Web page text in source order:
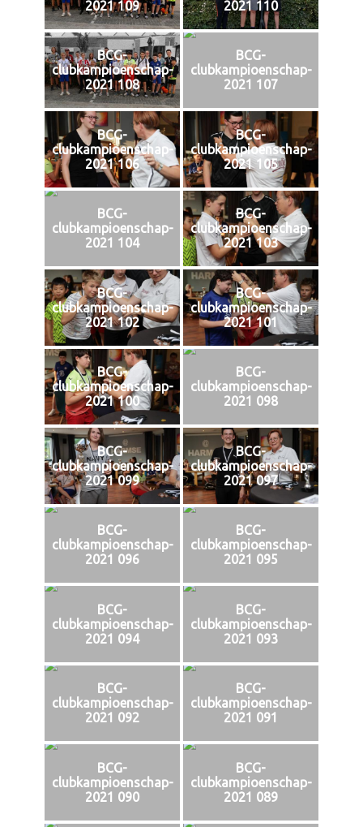
2021 109
2021 110
BCG-
clubkampioenschap-
2021 108
BCG-
clubkampioenschap-
2021 107
BCG-
clubkampioenschap-
2021 106
BCG-
clubkampioenschap-
2021 105
BCG-
clubkampioenschap-
2021 104
BCG-
clubkampioenschap-
2021 103
BCG-
clubkampioenschap-
2021 102
BCG-
clubkampioenschap-
2021 101
BCG-
clubkampioenschap-
2021 100
BCG-
clubkampioenschap-
2021 098
BCG-
clubkampioenschap-
2021 099
BCG-
clubkampioenschap-
2021 097
BCG-
clubkampioenschap-
2021 096
BCG-
clubkampioenschap-
2021 095
BCG-
clubkampioenschap-
2021 094
BCG-
clubkampioenschap-
2021 093
BCG-
clubkampioenschap-
2021 092
BCG-
clubkampioenschap-
2021 091
BCG-
clubkampioenschap-
2021 090
BCG-
clubkampioenschap-
2021 089